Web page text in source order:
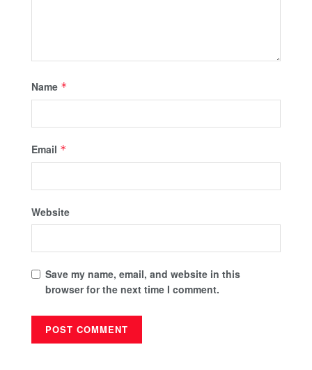
Name *
Email *
Website
Save my name, email, and website in this
browser for the next time I comment.